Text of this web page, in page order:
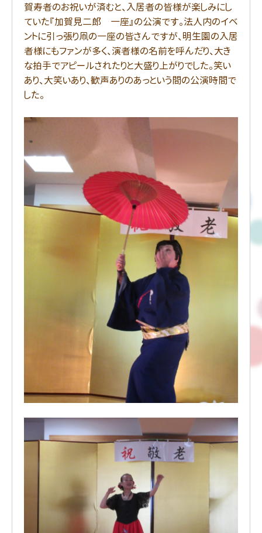
賀寿者のお祝いが済むと、入居者の皆様が楽しみにし
ていた『加賀見二郎 一座』の公演です。法人内のイベ
ントに引っ張り凧の一座の皆さんですが、明生園の入居
者様にもファンが多く、演者様の名前を呼んだり、大き
な拍手でアピールされたりと大盛り上がりでした。笑い
あり、大笑いあり、歓声ありのあっという間の公演時間で
した。